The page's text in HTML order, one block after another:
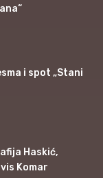
i spot „Stani
Haskić,
Komar